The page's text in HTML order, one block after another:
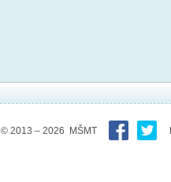
© 2013 – 2026 MŠMT